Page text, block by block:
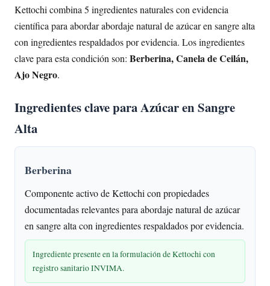
Kettochi combina 5 ingredientes naturales con evidencia
científica para abordar abordaje natural de azúcar en sangre alta
con ingredientes respaldados por evidencia. Los ingredientes
clave para esta condición son: Berberina, Canela de Ceilán,
Ajo Negro.
Ingredientes clave para Azúcar en Sangre
Alta
Berberina
Componente activo de Kettochi con propiedades
documentadas relevantes para abordaje natural de azúcar
en sangre alta con ingredientes respaldados por evidencia.
Ingrediente presente en la formulación de Kettochi con
registro sanitario INVIMA.